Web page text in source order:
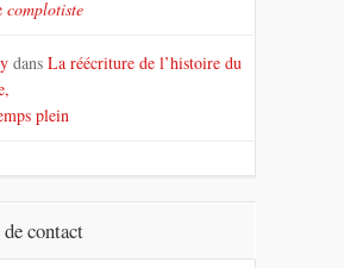
complotiste
dansLa réécriture de l’histoire du
plein
contact